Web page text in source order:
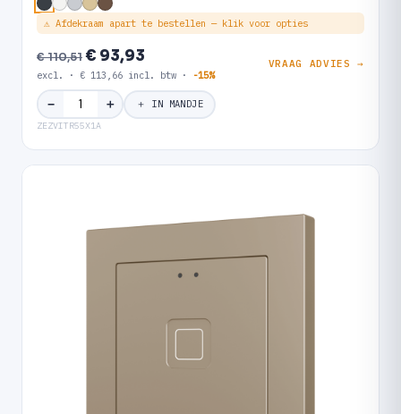
⚠ Afdekraam apart te bestellen — klik voor opties
€ 110,51€ 93,93
excl. · € 113,66 incl. btw · -15%
VRAAG ADVIES →
− ＋ ＋ IN MANDJE
ZEZVITR55X1A